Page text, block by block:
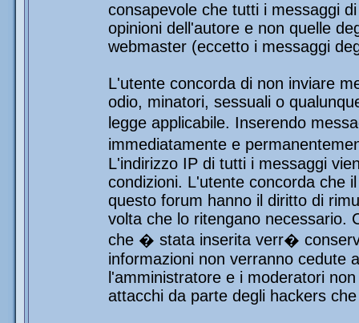
consapevole che tutti i messaggi
opinioni dell'autore e non quelle
webmaster (eccetto i messaggi
L'utente concorda di non inviare
odio, minatori, sessuali o
legge applicabile. Inserendo
immediatamente e
L'indirizzo IP di tutti i messaggi
condizioni. L'utente concorda che
questo forum hanno il diritto di
volta che lo ritengano necessario.
che � stata inserita verr�
informazioni non verranno cedute
l'amministratore e i moderatori
attacchi da parte degli hackers